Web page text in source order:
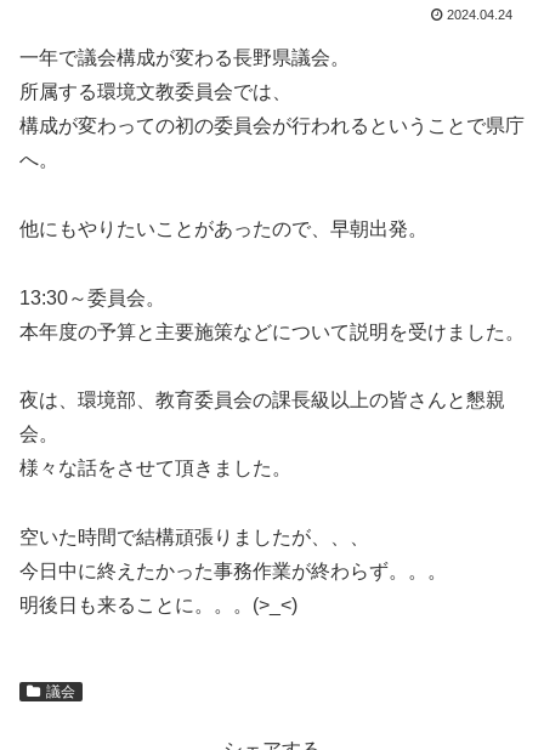
2024.04.24
一年で議会構成が変わる長野県議会。
所属する環境文教委員会では、
構成が変わっての初の委員会が行われるということで県庁
へ。
他にもやりたいことがあったので、早朝出発。
13:30～委員会。
本年度の予算と主要施策などについて説明を受けました。
夜は、環境部、教育委員会の課長級以上の皆さんと懇親
会。
様々な話をさせて頂きました。
空いた時間で結構頑張りましたが、、、
今日中に終えたかった事務作業が終わらず。。。
明後日も来ることに。。。(>_<)
議会